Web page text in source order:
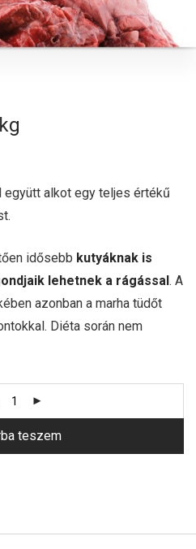
együtt alkot egy teljes értékű
idősebb kutyáknak is
lehetnek a rágással. A
azonban a marha tüdőt
Diéta során nem
teszem